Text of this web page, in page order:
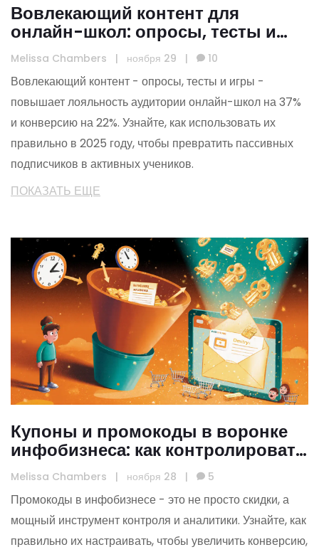
Вовлекающий контент для
онлайн-школ: опросы, тесты и
игры, которые работают в 2025
Melissa Chambers | ноября 29 | 10
Вовлекающий контент - опросы, тесты и игры -
повышает лояльность аудитории онлайн-школ на 37%
и конверсию на 22%. Узнайте, как использовать их
правильно в 2025 году, чтобы превратить пассивных
подписчиков в активных учеников.
ПОКАЗАТЬ ЕЩЕ
Купоны и промокоды в воронке
инфобизнеса: как контролировать
и анализировать их
эффективность
Melissa Chambers | ноября 28 | 5
Промокоды в инфобизнесе - это не просто скидки, а
мощный инструмент контроля и аналитики. Узнайте, как
правильно их настраивать, чтобы увеличить конверсию,